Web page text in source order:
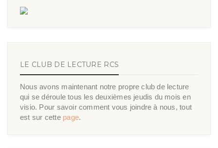
LE CLUB DE LECTURE RCS
Nous avons maintenant notre propre club de lecture
qui se déroule tous les deuxièmes jeudis du mois en
visio. Pour savoir comment vous joindre à nous, tout
est sur cette page.